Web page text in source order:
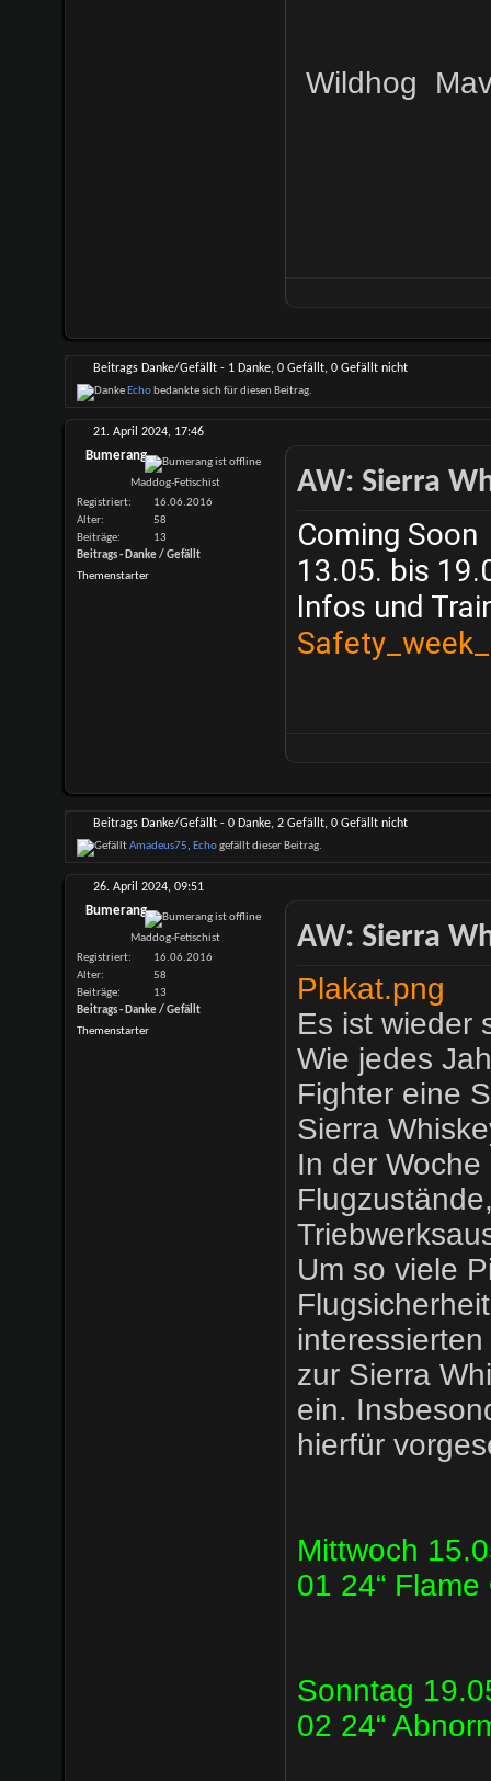
Wildhog
Beitrags Danke/Gefällt - 1 Danke, 0 Gefällt, 0 Gefällt nicht
Echobedankte sich für diesen Beitrag.
21. April 2024, 17:46
Bumerang
Maddog-Fetischist
Registriert
16.06.2016
Alter
58
Beiträge
13
Beitrags - Danke / Gefällt
Themenstarter
AW: Sierra
Coming Soon
13.05. bis
Infos und
Beitrags Danke/Gefällt - 0 Danke, 2 Gefällt, 0 Gefällt nicht
Amadeus75, Echogefällt dieser Beitrag.
26. April 2024, 09:51
Bumerang
Maddog-Fetischist
Registriert
16.06.2016
Alter
58
Beiträge
13
Beitrags - Danke / Gefällt
Themenstarter
AW: Sierra
Plakat.png
Es ist wieder
Wie jedes
Fighter eine
Sierra
In der
Um so viele
zur Sierra
ein.
hierfür
Mittwoch
01 24“ Flame
Sonntag
02 24“